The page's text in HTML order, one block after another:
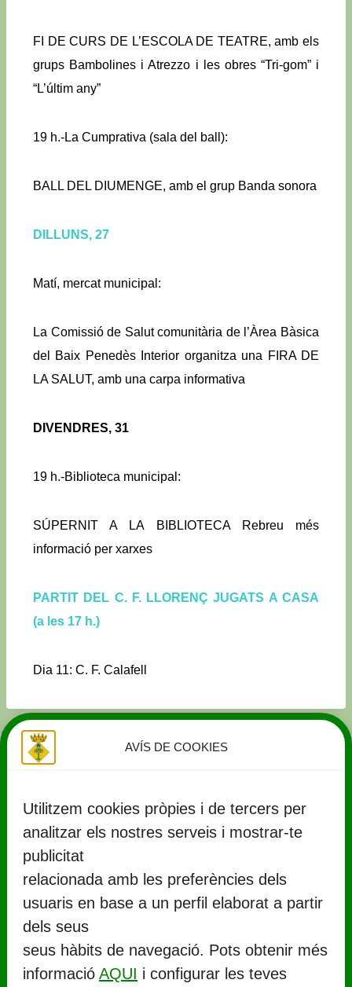
AVÍS DE COOKIES
Utilitzem cookies pròpies i de tercers per
analitzar els nostres serveis i mostrar-te
publicitat
relacionada amb les preferències dels
usuaris en base a un perfil elaborat a partir
dels seus
seus hàbits de navegació. Pots obtenir més
informació AQUI i configurar les teves
FI DE CURS DE L’ESCOLA DE TEATRE, amb els
grups Bambolines i Atrezzo i les obres “Tri-gom” i
“L’últim any”
19 h.-La Cumprativa (sala del ball):
BALL DEL DIUMENGE, amb el grup Banda sonora
DILLUNS, 27
Matí, mercat municipal:
La Comissió de Salut comunitària de l’Àrea Bàsica
del Baix Penedès Interior organitza una FIRA DE
LA SALUT, amb una carpa informativa
DIVENDRES, 31
19 h.-Biblioteca municipal:
SÚPERNIT A LA BIBLIOTECA Rebreu més
informació per xarxes
PARTIT DEL C. F. LLORENÇ JUGATS A CASA
(a les 17 h.)
Dia 11: C. F. Calafell
Ajuntament de Llorenç del Penedès
Rambla Marinada, 27 (